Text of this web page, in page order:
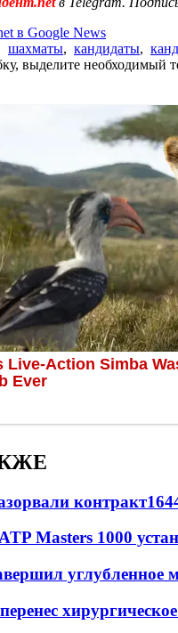
в Google News
шахматы, кандидаты,
выделите необходимый
контракт
Masters 1000
углубленное